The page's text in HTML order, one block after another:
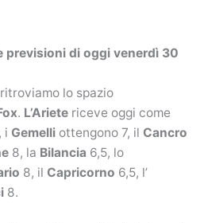
previsioni di oggi venerdì 30
lo spazio
. L’Ariete riceve oggi come
i Gemelli ottengono 7, il Cancro
8, la Bilancia 6,5, lo
8, il Capricorno 6,5, l’
8.